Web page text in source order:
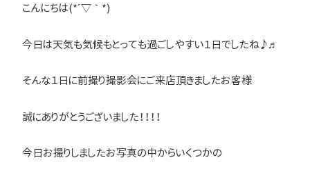
こんにちは(*´▽｀*)
今日は天気も気候もとっても過ごしやすい１日でしたね♪♬
そんな１日に前撮り撮影会にご来店頂きましたお客様
誠にありがとうございました！！！！
今日お撮りしましたお写真の中からいくつかの